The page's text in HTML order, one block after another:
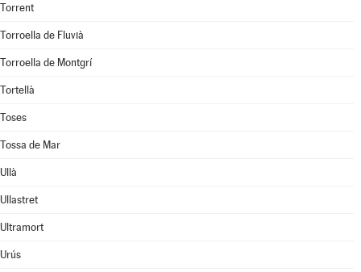
Torrent
Torroella de Fluvià
Torroella de Montgrí
Tortellà
Toses
Tossa de Mar
Ullà
Ullastret
Ultramort
Urús